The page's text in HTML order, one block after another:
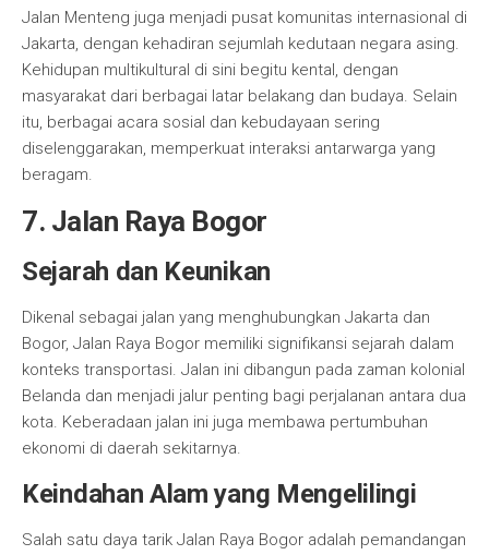
Jalan Menteng juga menjadi pusat komunitas internasional di
Jakarta, dengan kehadiran sejumlah kedutaan negara asing.
Kehidupan multikultural di sini begitu kental, dengan
masyarakat dari berbagai latar belakang dan budaya. Selain
itu, berbagai acara sosial dan kebudayaan sering
diselenggarakan, memperkuat interaksi antarwarga yang
beragam.
7. Jalan Raya Bogor
Sejarah dan Keunikan
Dikenal sebagai jalan yang menghubungkan Jakarta dan
Bogor, Jalan Raya Bogor memiliki signifikansi sejarah dalam
konteks transportasi. Jalan ini dibangun pada zaman kolonial
Belanda dan menjadi jalur penting bagi perjalanan antara dua
kota. Keberadaan jalan ini juga membawa pertumbuhan
ekonomi di daerah sekitarnya.
Keindahan Alam yang Mengelilingi
Salah satu daya tarik Jalan Raya Bogor adalah pemandangan